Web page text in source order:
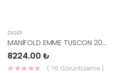
DIĞER
MANİFOLD EMME TUSCON 2016- T-GDI 177 28310-2B760-YS
8224.00 ₺
( 76 Görüntüleme )